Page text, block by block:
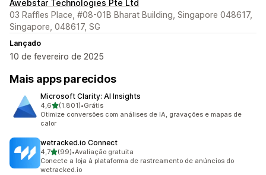
Awebstar Technologies Pte Ltd
03 Raffles Place, #08-01B Bharat Building, Singapore 048617,
Singapore, 048617, SG
Lançado
10 de fevereiro de 2025
Mais apps parecidos
Microsoft Clarity: AI Insights
4,6de 5 estrelas
(1.801)
1801 avaliações ao todo
•Grátis
Otimize conversões com análises de IA, gravações e mapas de
calor
wetracked.io Connect
4,7de 5 estrelas
(99)
99 avaliações ao todo
•Avaliação gratuita
Conecte a loja à plataforma de rastreamento de anúncios do
wetracked.io